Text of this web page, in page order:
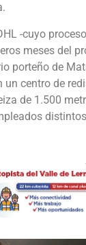
-cuyo
meses del
porteño de
un centro de
de 1.500